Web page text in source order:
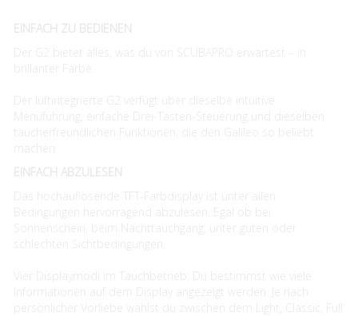
EINFACH ZU BEDIENEN
Der G2 bietet alles, was du von SCUBAPRO erwartest – in
brillanter Farbe.
Der luftintegrierte G2 verfügt über dieselbe intuitive
Menüführung, einfache Drei-Tasten-Steuerung und dieselben
taucherfreundlichen Funktionen, die den Galileo so beliebt
EINFACH ABZULESEN
Das hochauflösende TFT-Farbdisplay ist unter allen
Bedingungen hervorragend abzulesen. Egal ob bei
Sonnenschein, beim Nachttauchgang, unter guten oder
schlechten Sichtbedingungen.
Vier Displaymodi im Tauchbetrieb: Du bestimmst wie viele
Informationen auf dem Display angezeigt werden. Je nach
persönlicher Vorliebe wählst du zwischen dem Light, Classic, Full